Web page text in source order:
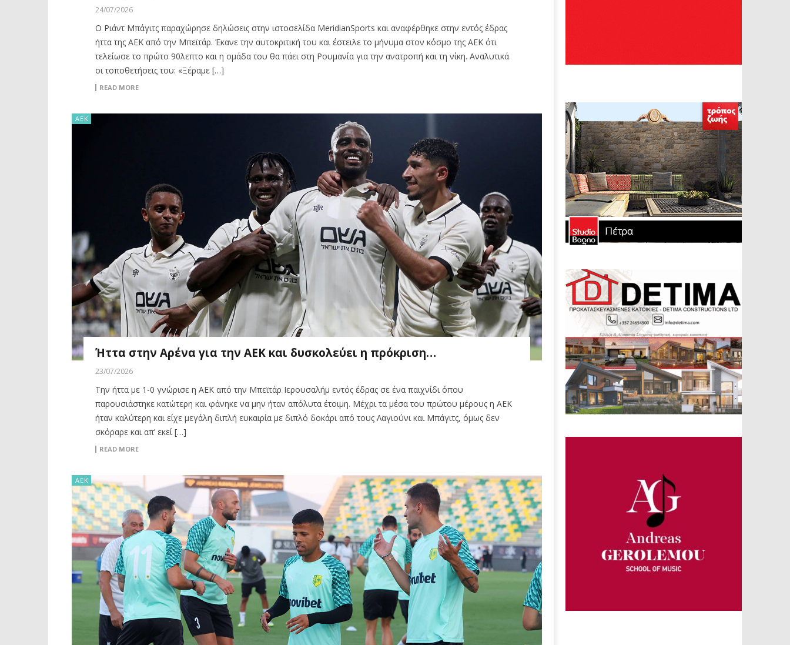
24/07/2026
Ο Ριάντ Μπάγιτς παραχώρησε δηλώσεις στην ιστοσελίδα MeridianSports και αναφέρθηκε στην εντός έδρας
ήττα της ΑΕΚ από την Μπεϊτάρ. Έκανε την αυτοκριτική του και έστειλε το μήνυμα στον κόσμο της ΑΕΚ ότι
τελείωσε το πρώτο 90λεπτο και η ομάδα του θα πάει στη Ρουμανία για την ανατροπή και τη νίκη. Αναλυτικά
οι τοποθετήσεις του: «Ξέραμε […]
READ MORE
ΑΕΚ
Ήττα στην Αρένα για την ΑΕΚ και δυσκολεύει η πρόκριση…
23/07/2026
Την ήττα με 1-0 γνώρισε η ΑΕΚ από την Μπεϊτάρ Ιερουσαλήμ εντός έδρας σε ένα παιχνίδι όπου
παρουσιάστηκε κατώτερη και φάνηκε να μην ήταν απόλυτα έτοιμη. Μέχρι τα μέσα του πρώτου μέρους η ΑΕΚ
ήταν καλύτερη και είχε μεγάλη διπλή ευκαιρία με διπλό δοκάρι από τους Λαγιούνι και Μπάγιτς, όμως δεν
σκόραρε και απ’ εκεί […]
READ MORE
ΑΕΚ